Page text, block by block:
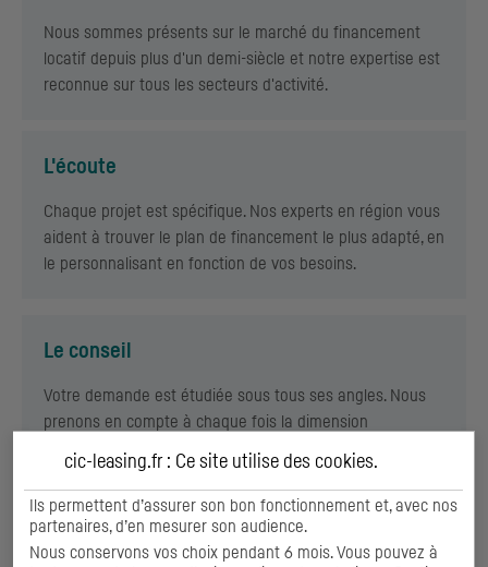
Nous sommes présents sur le marché du financement
locatif depuis plus d'un demi-siècle et notre expertise est
reconnue sur tous les secteurs d'activité.
L'écoute
Chaque projet est spécifique. Nos experts en région vous
aident à trouver le plan de financement le plus adapté, en
le personnalisant en fonction de vos besoins.
Le conseil
Votre demande est étudiée sous tous ses angles. Nous
prenons en compte à chaque fois la dimension
investissement.
L'innovation
cic-leasing.fr : Ce site utilise des cookies.
Ils permettent d’assurer son bon fonctionnement et, avec nos
partenaires, d’en mesurer son audience.
Nous conservons vos choix pendant 6 mois. Vous pouvez à